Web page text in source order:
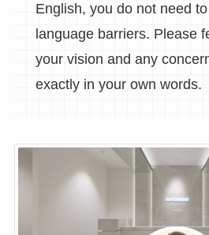
English, you do not need
language barriers. Please
your vision and any
exactly in your own words.